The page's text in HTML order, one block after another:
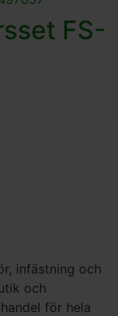
FS-
infästning och
och
för hela